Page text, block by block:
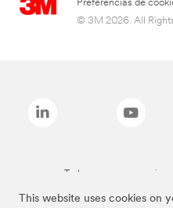
This website uses cookies on
Preferências de
© 3M 2026. All Rights
Todas as marcas